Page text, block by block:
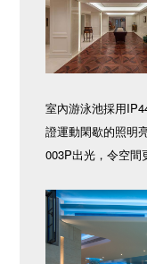
室內游泳池採用
證運動閑歇的照明
003P出光，令空間